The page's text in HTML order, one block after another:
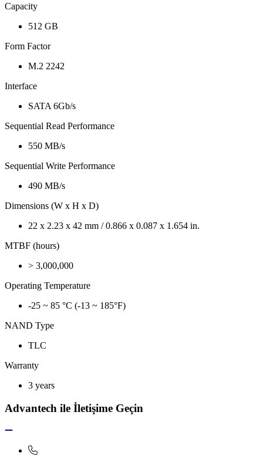
Capacity
512 GB
Form Factor
M.2 2242
Interface
SATA 6Gb/s
Sequential Read Performance
550 MB/s
Sequential Write Performance
490 MB/s
Dimensions (W x H x D)
22 x 2.23 x 42 mm / 0.866 x 0.087 x 1.654 in.
MTBF (hours)
> 3,000,000
Operating Temperature
-25 ~ 85 °C (-13 ~ 185°F)
NAND Type
TLC
Warranty
3 years
Advantech ile İletişime Geçin